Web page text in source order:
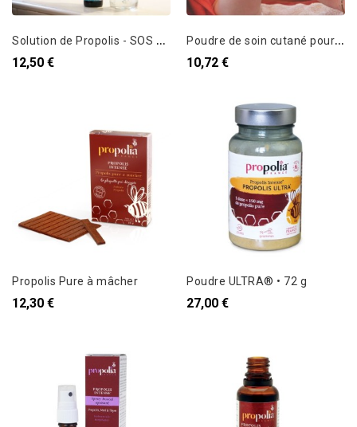
S
olution de Propolis - SOS BUCCO DENTAIRE
12,50 €
P
oudre de soin cutané pour bébé et adultes
10,72 €
Propolis Pure à mâcher
12,30 €
Poudre ULTRA® • 72 g
27,00 €